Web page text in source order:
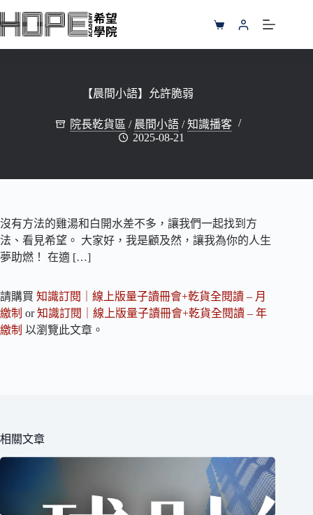
至
購
物
【晨間小語】允許脆弱
院長乾貨區 / 晨間小語 /知識播客
2025-08-21
沒有方法的雞湯和白開水差不多，讓我們一起找到方
法、看見希望。 大家好，我是顧及然，讓我為你的人生
夢助燃！ 在適 […]
請購買 知識訂閱｜線上版量子讀冊會+乾貨全閱讀 – 月
繳制 or知識訂閱｜線上版量子讀冊會+乾貨全閱讀 – 年
繳制 以瀏覽此文章。
相關文章